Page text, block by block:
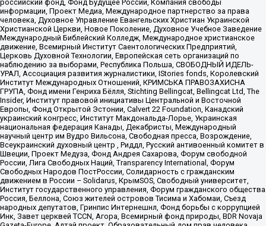
российский фонд, Фонд Будущее России, Компания свободы
информации, Проект Медиа, Международное партнерство за права
человека, Духовное Управление Евангельских Христиан Украинской
Христианской Церкви, Новое Поколение, Духовное Учебное Заведение
Международный Библейский Колледж, Международное христианское
движение, Всемирный Институт Саентологических Предприятий,
Церковь Духовной Технологии, Европейская сеть организаций по
наблюдению за выборами, Республика Польша, СВОБОДНЫЙ ИДЕЛЬ-
УРАЛ, Ассоциация развития журналистики, IStories fonds, Королевский
Институт Международных Отношений, КРИМСЬКА ПРАВОЗАХИСНА
ГРУПА, Фонд имени Генриха Бёлля, Stichting Bellingcat, Bellingcat Ltd, The
Insider, Институт правовой инициативы Центральной и Восточной
Европы, Фонд Открытой Эстонии, Calvert 22 Foundation, Канадский
украинский конгресс, Институт Макдональда-Лорье, Украинская
национальная федерация Канады, Декабристы, Международный
научный центр им Вудро Вильсона, Свободная пресса, Возрождение,
Всеукраинский духовный центр , Риддл, Русский антивоенный комитет в
Швеции, Проект Медуза, Фонд Андрея Сахарова, Форум свободной
России, Лига Свободных Наций, Transparеncy International, Форум
Свободных Народов ПостРоссии, Солидарность с гражданским
движением в России – Solidarus, КрымSOS, Свободный университет,
Институт государственного управления, Форум гражданского общества
Россия, Беллона, Союз жителей островов Тисима и Хабомаи, Съезд
народных депутатов, Гринпис Интернешнл, Фонд борьбы с коррупцией
Инк, Завет церквей TCCN, Агора, Всемирный фонд природы, BDR Novaja